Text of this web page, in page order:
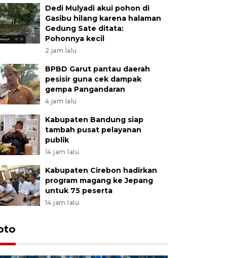
Dedi Mulyadi akui pohon di
Gasibu hilang karena halaman
Gedung Sate ditata:
Pohonnya kecil
2 jam lalu
BPBD Garut pantau daerah
pesisir guna cek dampak
gempa Pangandaran
4 jam lalu
Kabupaten Bandung siap
tambah pusat pelayanan
publik
14 jam lalu
Kabupaten Cirebon hadirkan
program magang ke Jepang
untuk 75 peserta
14 jam lalu